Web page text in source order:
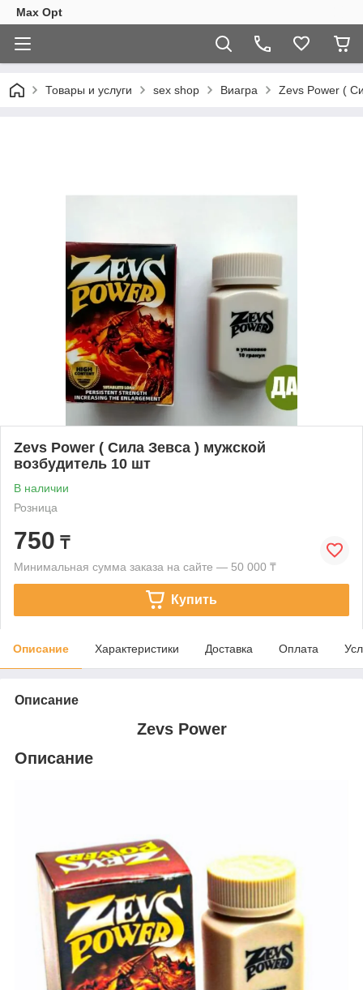
Max Opt
Товары и услуги sex shop Виагра Zevs Power (
Zevs Power ( Сила Зевса ) мужской
возбудитель 10 шт
В наличии
Розница
750 ₸
Минимальная сумма заказа на сайте — 50 000 ₸
Купить
Описание Характеристики Доставка Оплата
Описание
Zevs Power
Описание